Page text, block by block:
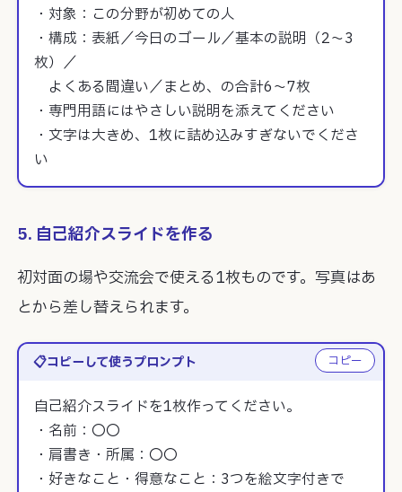
・対象：この分野が初めての人
・構成：表紙／今日のゴール／基本の説明（2〜3
枚）／
よくある間違い／まとめ、の合計6〜7枚
・専門用語にはやさしい説明を添えてください
・文字は大きめ、1枚に詰め込みすぎないでくださ
い
5. 自己紹介スライドを作る
初対面の場や交流会で使える1枚ものです。写真はあ
とから差し替えられます。
コピーして使うプロンプト
自己紹介スライドを1枚作ってください。
・名前：〇〇
・肩書き・所属：〇〇
・好きなこと・得意なこと：3つを絵文字付きで
コピー